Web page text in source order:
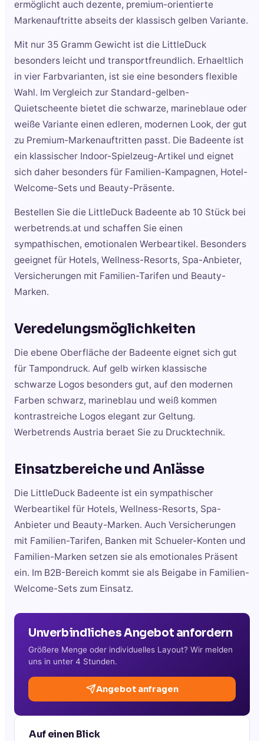
ermöglicht auch dezente, premium-orientierte
Markenauftritte abseits der klassisch gelben Variante.
Mit nur 35 Gramm Gewicht ist die LittleDuck
besonders leicht und transportfreundlich. Erhaeltlich
in vier Farbvarianten, ist sie eine besonders flexible
Wahl. Im Vergleich zur Standard-gelben-
Quietscheente bietet die schwarze, marineblaue oder
weiße Variante einen edleren, modernen Look, der gut
zu Premium-Markenauftritten passt. Die Badeente ist
ein klassischer Indoor-Spielzeug-Artikel und eignet
sich daher besonders für Familien-Kampagnen, Hotel-
Welcome-Sets und Beauty-Präsente.
Bestellen Sie die LittleDuck Badeente ab 10 Stück bei
werbetrends.at und schaffen Sie einen
sympathischen, emotionalen Werbeartikel. Besonders
geeignet für Hotels, Wellness-Resorts, Spa-Anbieter,
Versicherungen mit Familien-Tarifen und Beauty-
Marken.
Veredelungsmöglichkeiten
Die ebene Oberfläche der Badeente eignet sich gut
für Tampondruck. Auf gelb wirken klassische
schwarze Logos besonders gut, auf den modernen
Farben schwarz, marineblau und weiß kommen
kontrastreiche Logos elegant zur Geltung.
Werbetrends Austria beraet Sie zu Drucktechnik.
Einsatzbereiche und Anlässe
Die LittleDuck Badeente ist ein sympathischer
Werbeartikel für Hotels, Wellness-Resorts, Spa-
Anbieter und Beauty-Marken. Auch Versicherungen
mit Familien-Tarifen, Banken mit Schueler-Konten und
Familien-Marken setzen sie als emotionales Präsent
ein. Im B2B-Bereich kommt sie als Beigabe in Familien-
Welcome-Sets zum Einsatz.
Unverbindliches Angebot anfordern
Größere Menge oder individuelles Layout? Wir melden
uns in unter 4 Stunden.
Angebot anfragen
Auf einen Blick